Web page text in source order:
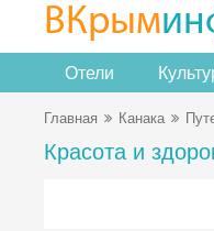
ВКрым
Отели
Главная Канака
Красота и